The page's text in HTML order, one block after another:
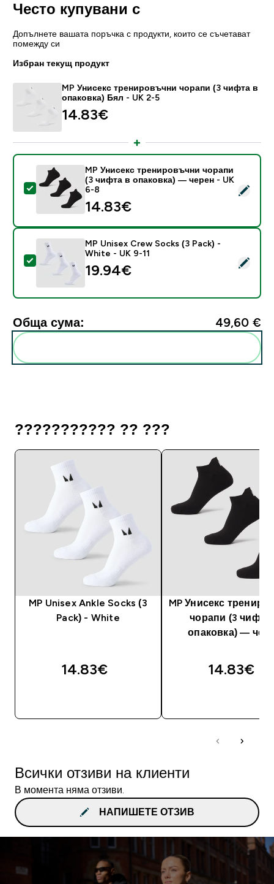
Често купувани с
Допълнете вашата поръчка с продукти, които се съчетават
помежду си
Избран текущ продукт
MP Унисекс тренировъчни чорапи (3 чифта в
опаковка) Бял - UK 2-5
14.83€‎
Select this product - MP Унисекс тренировъчни
MP Унисекс тренировъчни чорапи
(3 чифта в опаковка) — черен - UK
6-8
14.83€‎
Select this product - MP Unisex Crew Socks (3 Pack)
MP Unisex Crew Socks (3 Pack) -
White - UK 9-11
19.94€‎
Обща сума: 49,60 €‎
??????????? ?? ???
MP Unisex Ankle Socks (3
Pack) - White
14.83€‎
MP Унисекс
чорапи (3 чифта
опаковка) —
14.83€‎
Всички отзиви на клиенти
В момента няма отзиви.
НАПИШЕТЕ ОТЗИВ